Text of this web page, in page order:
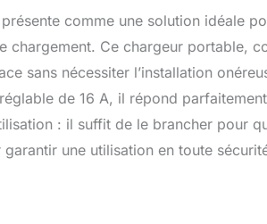
pouces, qui peut vérifier la tension,
la température en temps réel. De
défaut. 【Assurance qualité】 A
normes générales IEC 62196-2 EU.
neige, la poussière et la glace.
difficiles.Le câble de charge de 4
flexible à la maison. 【Garantie après-
comme une solution idéale
chargement. Ce chargeur portable,
sans nécessiter l’installation
de 16 A, il répond
: il suffit de le brancher pour
une utilisation en toute